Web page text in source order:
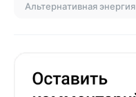
Альтернативная энергия